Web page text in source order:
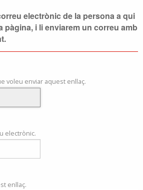
electrònic de la persona a qui
pàgina, i li enviarem un correu amb
voleu enviar aquest enllaç.
electrònic.
enllaç.